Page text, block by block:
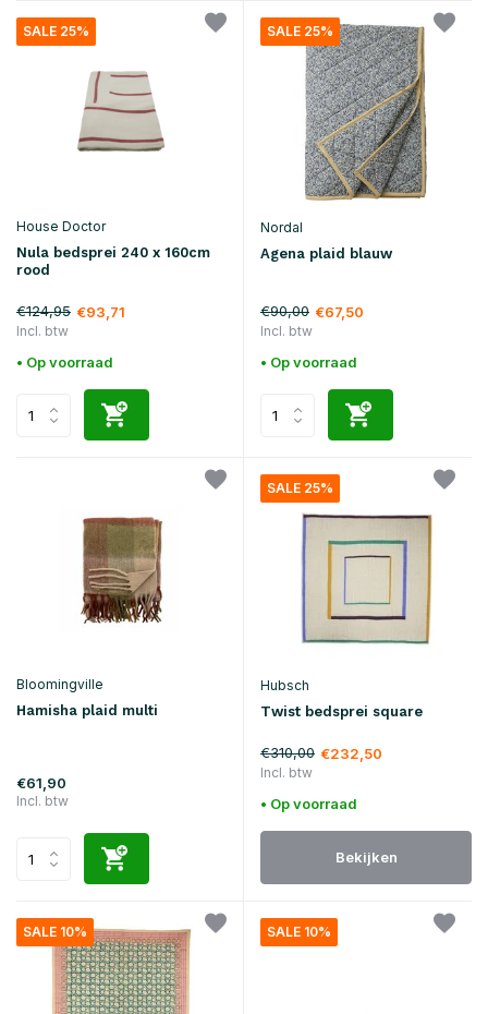
SALE 25%
House Doctor
Nula bedsprei 240 x 160cm
rood
€124,95 €93,71
Incl. btw
• Op voorraad
SALE 25%
Nordal
Agena plaid blauw
€90,00 €67,50
Incl. btw
• Op voorraad
Bloomingville
Hamisha plaid multi
€61,90
Incl. btw
SALE 25%
Hubsch
Twist bedsprei square
€310,00 €232,50
Incl. btw
• Op voorraad
Bekijken
SALE 10% SALE 10%